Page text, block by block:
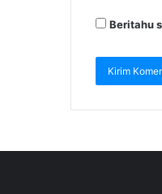
Beritahu